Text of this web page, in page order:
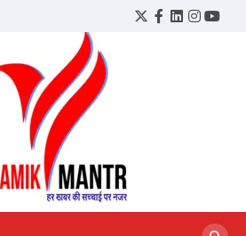
Twitter
Facebook
LinkedIn